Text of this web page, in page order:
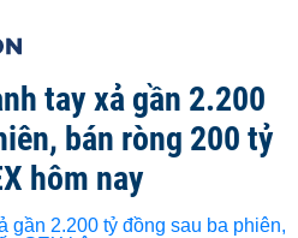
tay xả gần 2.200
bán ròng 200 tỷ
hôm nay